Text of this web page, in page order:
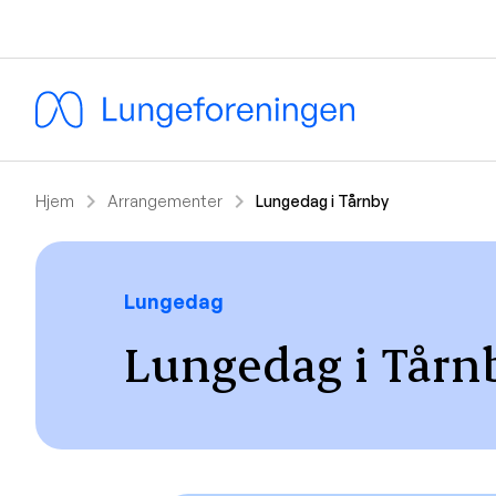
Hjem chevron_right Arrangementer chevron_right Lungedag i Tårnby
Lungedag
Lungedag i